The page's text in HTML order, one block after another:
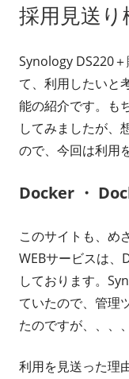
採用見送り
Synology DS220
て、利用したいと
能の紹介です。も
してみましたが、
ので、今回は利用
Docker ・
このサイトも、め
WEBサービスは
しております。
ていたので、管理
たのですが、、、、
利用を見送った理